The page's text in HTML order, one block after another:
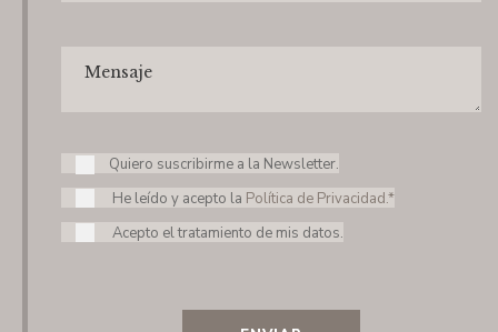
Quiero suscribirme a la Newsletter.
He leído y acepto la Política de Privacidad.*
Acepto el tratamiento de mis datos.